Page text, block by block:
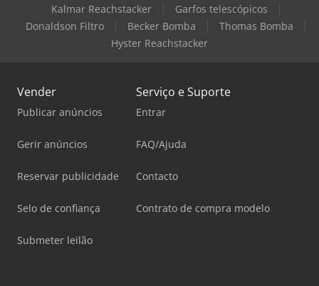
Kalmar Reachstacker
Garfos telescópicos
Donaldson Filtro
Becker Bomba
Thomas Bomba
Hyster Reachstacker
Vender
Publicar anúncios
Gerir anúncios
Reservar publicidade
Selo de confiança
Submeter leilão
Serviço e Suporte
Entrar
FAQ/Ajuda
Contacto
Contrato de compra modelo